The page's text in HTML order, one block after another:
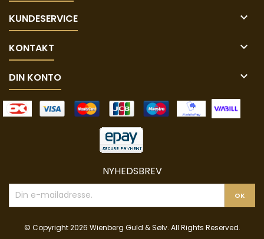
KUNDESERVICE 
KONTAKT 
DIN KONTO 
NYHEDSBREV
© Copyright 2026 Wienberg Guld & Sølv. All Rights Reserved.